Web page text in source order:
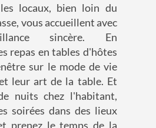
locaux, bien loin du
vous accueillent avec
sincère. En
repas en tables d'hôtes
sur le mode de vie
leur art de la table. Et
nuits chez l'habitant,
soirées dans des lieux
prenez le temps de la